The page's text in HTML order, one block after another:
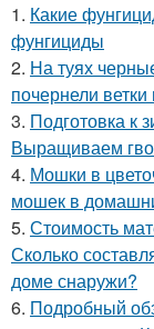
1. Какие
фунгициды
2. На туях
почернели ветки
3. Подготовка к
Выращиваем
4. Мошки в
мошек в
5. Стоимость
Сколько
доме снаружи?
6. Подробный